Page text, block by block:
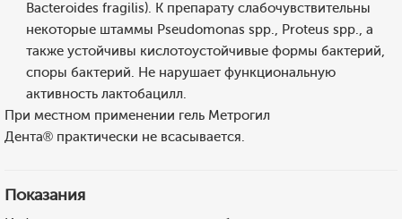
Bacteroides fragilis). К препарату слабочувствительны
некоторые штаммы Pseudomonas spp., Proteus spp., а
также устойчивы кислотоустойчивые формы бактерий,
споры бактерий. Не нарушает функциональную
активность лактобацилл.
При местном применении гель Метрогил
Дента® практически не всасывается.
Показания